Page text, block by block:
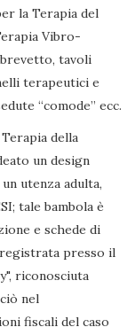
la Terapia del
Vibro-
brevetto, tavoli
terapeutici e
“comode” ecc.
della
un design
utenza adulta,
tale bambola è
e schede di
presso il
riconosciuta
nel
fiscali del caso